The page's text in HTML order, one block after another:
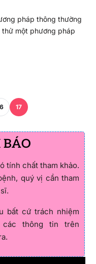
pháp thông thường
một phương pháp
17
BÁO
tính chất tham khảo.
quý vị cần tham
bất cứ trách nhiệm
thông tin trên